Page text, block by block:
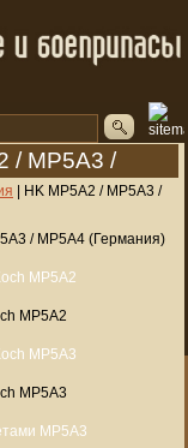
/ MP5A3 /
| HK MP5A2 / MP5A3 /
/ MP5A4 (Германия)
MP5A2
MP5A3